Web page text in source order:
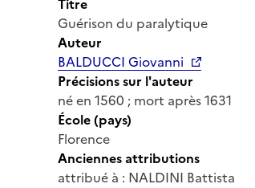
Guérison du paralytique
Auteur
BALDUCCI Giovanni
Précisions sur l'auteur
né en 1560 ; mort après 1631
École (pays)
Florence
Anciennes attributions
attribué à : NALDINI Battista